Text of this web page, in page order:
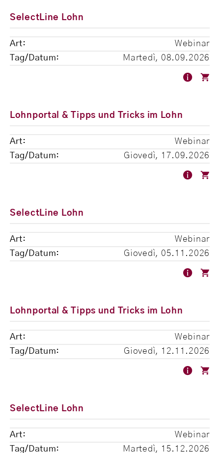
SelectLine Lohn
Webinar
Martedì, 08.09.2026
Lohnportal & Tipps und Tricks im Lohn
Webinar
Giovedì, 17.09.2026
SelectLine Lohn
Webinar
Giovedì, 05.11.2026
Lohnportal & Tipps und Tricks im Lohn
Webinar
Giovedì, 12.11.2026
SelectLine Lohn
Webinar
Martedì, 15.12.2026